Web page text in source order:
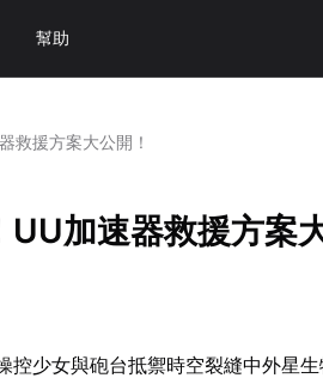
幫助
救援方案大公開！
加速器救援方案
少女與砲台抵禦時空裂縫中外星